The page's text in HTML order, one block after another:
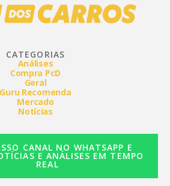
CATEGORIAS
Análises
Compra PcD
Geral
Guru Recomenda
Mercado
Notícias
CANAL NO WHATSAPP E
E ANÁLISES EM TEMPO
REAL